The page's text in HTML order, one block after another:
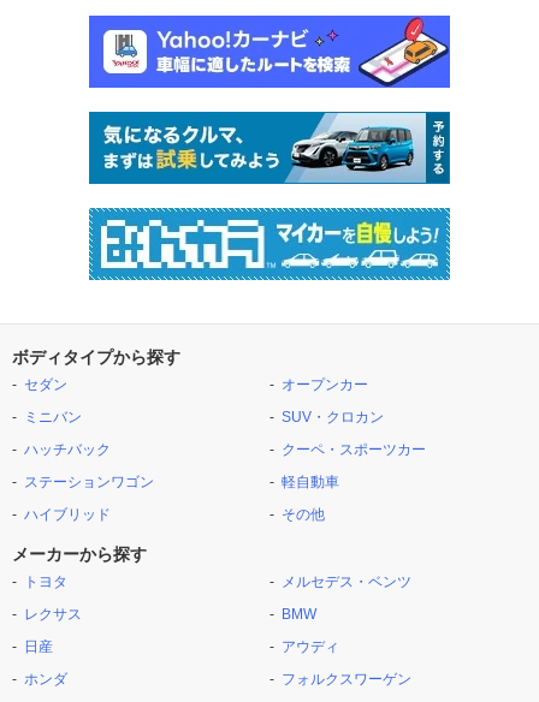
ボディタイプから探す
セダン
ミニバン
ハッチバック
ステーションワゴン
ハイブリッド
オープンカー
SUV・クロカン
クーペ・スポーツカー
軽自動車
その他
メーカーから探す
トヨタ
レクサス
日産
ホンダ
メルセデス・ベンツ
BMW
アウディ
フォルクスワーゲン